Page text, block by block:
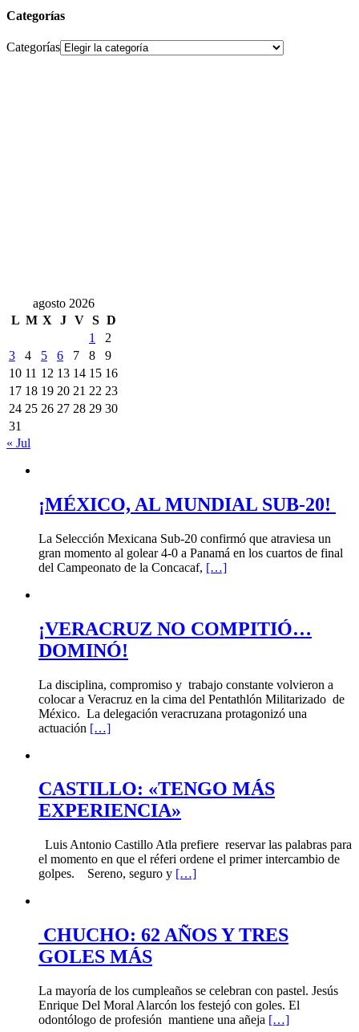
Categorías
Categorías
agosto 2026
L M X J V S D
1
2
3
4 5 6 7 8
9
10 11 12 13 14 15 16
17 18 19 20 21 22 23
24 25 26 27 28 29 30
31
« Jul
¡MÉXICO, AL MUNDIAL SUB-20!
La Selección Mexicana Sub-20 confirmó que atraviesa un
gran momento al golear 4-0 a Panamá en los cuartos de final
del Campeonato de la Concacaf, […]
¡VERACRUZ NO COMPITIÓ…
DOMINÓ!
La disciplina, compromiso y trabajo constante volvieron a
colocar a Veracruz en la cima del Pentathlón Militarizado de
México. La delegación veracruzana protagonizó una
actuación […]
CASTILLO: «TENGO MÁS
EXPERIENCIA»
Luis Antonio Castillo Atla prefiere reservar las palabras para
el momento en que el réferi ordene el primer intercambio de
golpes. Sereno, seguro y […]
CHUCHO: 62 AÑOS Y TRES
GOLES MÁS
La mayoría de los cumpleaños se celebran con pastel. Jesús
Enrique Del Moral Alarcón los festejó con goles. El
odontólogo de profesión mantiene una añeja […]